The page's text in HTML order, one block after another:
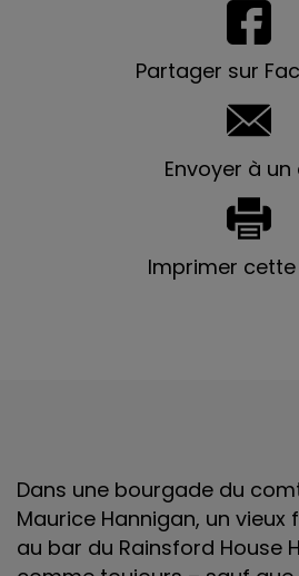
Partager sur
Envoyer à un
Imprimer
Dans une bourgade du
Maurice Hannigan, un vieux
au bar du Rainsford House